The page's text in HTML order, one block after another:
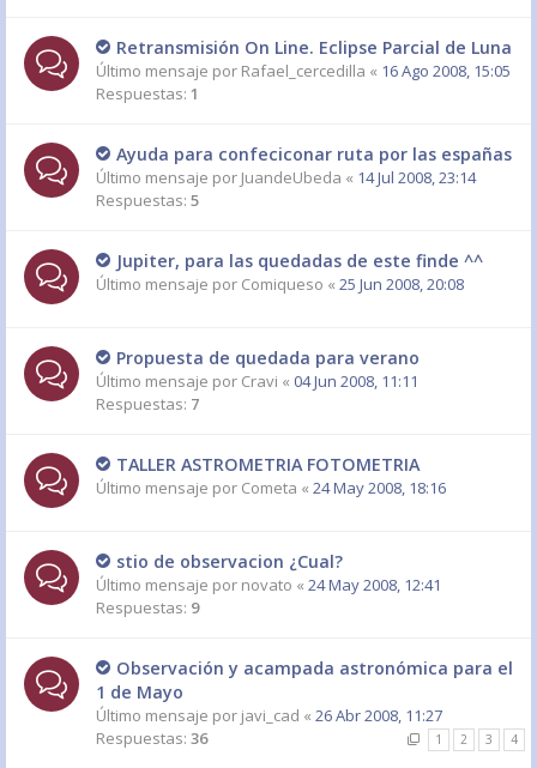
Retransmisión On Line. Eclipse Parcial de Luna
Último mensaje por Rafael_cercedilla « 16 Ago 2008, 15:05
Respuestas: 1
Ayuda para confeciconar ruta por las españas
Último mensaje por JuandeUbeda « 14 Jul 2008, 23:14
Respuestas: 5
Jupiter, para las quedadas de este finde ^^
Último mensaje por Comiqueso « 25 Jun 2008, 20:08
Propuesta de quedada para verano
Último mensaje por Cravi « 04 Jun 2008, 11:11
Respuestas: 7
TALLER ASTROMETRIA FOTOMETRIA
Último mensaje por Cometa « 24 May 2008, 18:16
stio de observacion ¿Cual?
Último mensaje por novato « 24 May 2008, 12:41
Respuestas: 9
Observación y acampada astronómica para el
1 de Mayo
Último mensaje por javi_cad « 26 Abr 2008, 11:27
Respuestas: 36 1 2 3 4